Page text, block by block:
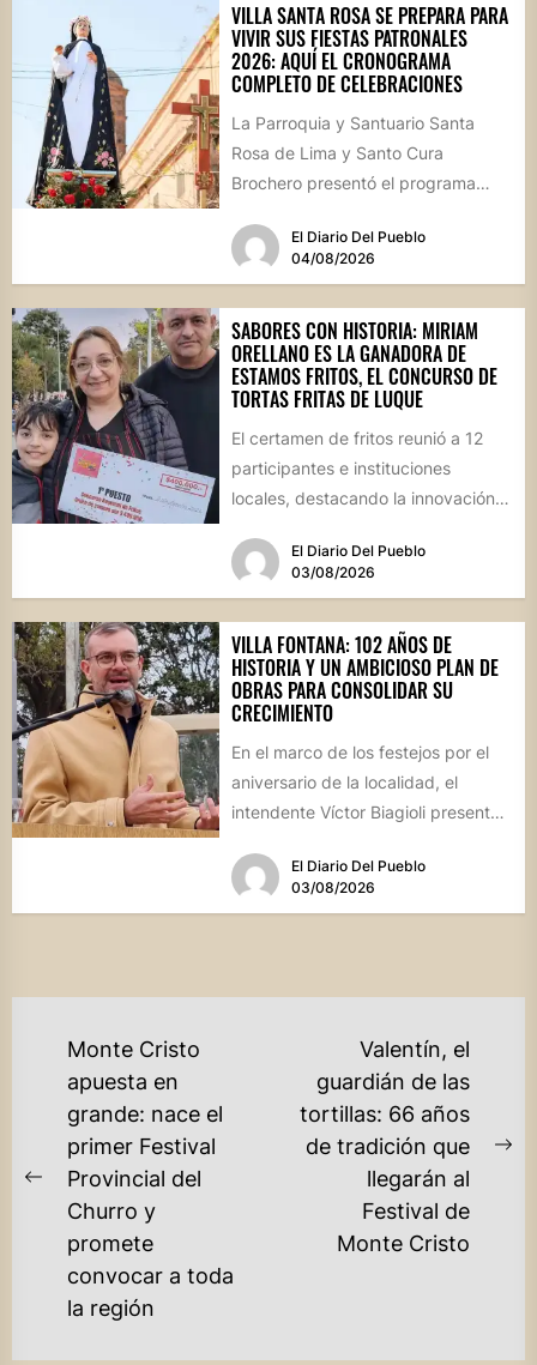
VILLA SANTA ROSA SE PREPARA PARA
VIVIR SUS FIESTAS PATRONALES
2026: AQUÍ EL CRONOGRAMA
COMPLETO DE CELEBRACIONES
La Parroquia y Santuario Santa
Rosa de Lima y Santo Cura
Brochero presentó el programa
El Diario Del Pueblo
04/08/2026
SABORES CON HISTORIA: MIRIAM
ORELLANO ES LA GANADORA DE
ESTAMOS FRITOS, EL CONCURSO DE
TORTAS FRITAS DE LUQUE
El certamen de fritos reunió a 12
participantes e instituciones
locales, destacando la innovación
El Diario Del Pueblo
03/08/2026
VILLA FONTANA: 102 AÑOS DE
HISTORIA Y UN AMBICIOSO PLAN DE
OBRAS PARA CONSOLIDAR SU
CRECIMIENTO
En el marco de los festejos por el
aniversario de la localidad, el
intendente Víctor Biagioli presentó
El Diario Del Pueblo
03/08/2026
NAVEGACIÓN
ENTRADAS
Previous
post:
Monte Cristo
apuesta en
grande: nace el
primer Festival
Provincial del
Churro y
promete
convocar a toda
la región
Valentín, el
guardián de las
tortillas: 66 años
de tradición que
llegarán al
Festival de
Monte Cristo